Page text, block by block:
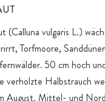
(Calluna vulgaris L.)
Torfmoore,
50 cm hoch
verholzte Halbstrauch
August. Mittel- und